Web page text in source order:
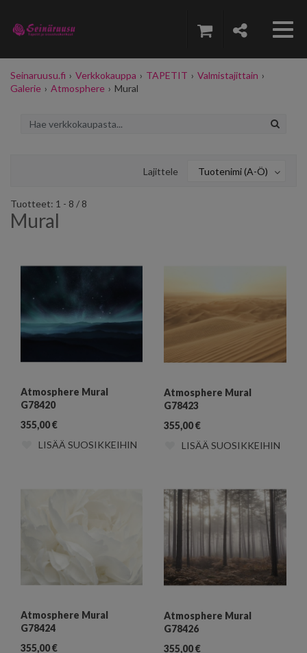
Seinaruusu.fi › Verkkokauppa › TAPETIT › Valmistajittain ›
Galerie › Atmosphere › Mural
Lajittele Tuotenimi (A-Ö)
Tuotteet: 1 - 8 / 8
Mural
Atmosphere Mural
G78420
355,00€
LISÄÄ SUOSIKKEIHIN
Atmosphere Mural
G78423
355,00€
LISÄÄ SUOSIKKEIHIN
Atmosphere Mural
G78424
355,00€
Atmosphere Mural
G78426
355,00€